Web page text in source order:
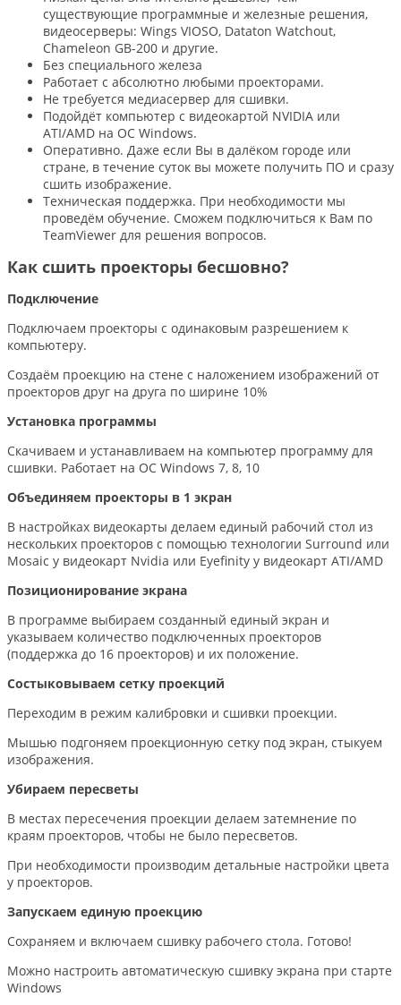
существующие программные и железные решения,
видеосерверы: Wings VIOSO, Dataton Watchout,
Chameleon GB-200 и другие.
Без специального железа
Работает с абсолютно любыми проекторами.
Не требуется медиасервер для сшивки.
Подойдёт компьютер с видеокартой NVIDIA или
ATI/AMD на ОС Windows.
Оперативно. Даже если Вы в далёком городе или
стране, в течение суток вы можете получить ПО и сразу
сшить изображение.
Техническая поддержка. При необходимости мы
проведём обучение. Сможем подключиться к Вам по
TeamViewer для решения вопросов.
Как сшить проекторы бесшовно?
Подключение
Подключаем проекторы с одинаковым разрешением к
компьютеру.
Создаём проекцию на стене с наложением изображений от
проекторов друг на друга по ширине 10%
Установка программы
Скачиваем и устанавливаем на компьютер программу для
сшивки. Работает на ОС Windows 7, 8, 10
Объединяем проекторы в 1 экран
В настройках видеокарты делаем единый рабочий стол из
нескольких проекторов с помощью технологии Surround или
Mosaic у видеокарт Nvidia или Eyefinity у видеокарт ATI/AMD
Позиционирование экрана
В программе выбираем созданный единый экран и
указываем количество подключенных проекторов
(поддержка до 16 проекторов) и их положение.
Состыковываем сетку проекций
Переходим в режим калибровки и сшивки проекции.
Мышью подгоняем проекционную сетку под экран, стыкуем
изображения.
Убираем пересветы
В местах пересечения проекции делаем затемнение по
краям проекторов, чтобы не было пересветов.
При необходимости производим детальные настройки цвета
у проекторов.
Запускаем единую проекцию
Сохраняем и включаем сшивку рабочего стола. Готово!
Можно настроить автоматическую сшивку экрана при старте
Windows